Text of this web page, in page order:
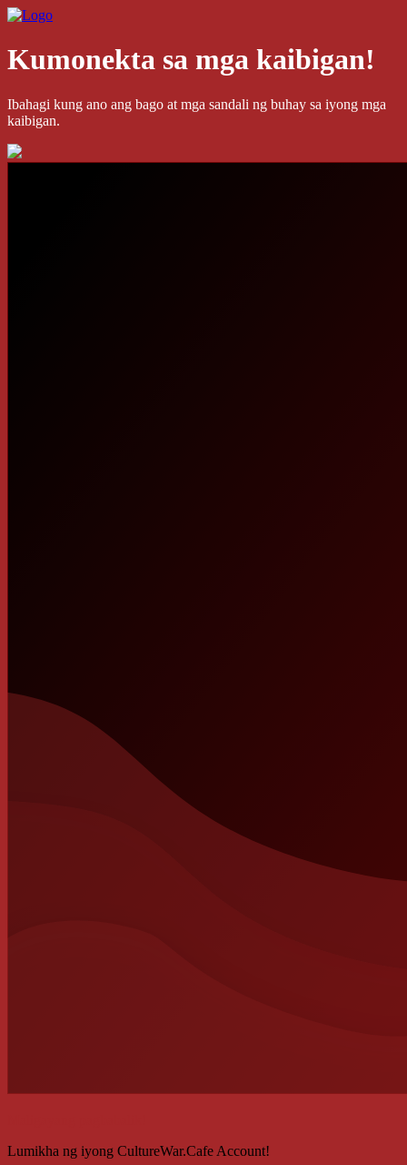
Kumonekta sa mga kaibigan!
Ibahagi kung ano ang bago at mga sandali ng buhay sa iyong mga
kaibigan.
Lumikha ng iyong CultureWar.Cafe Account!